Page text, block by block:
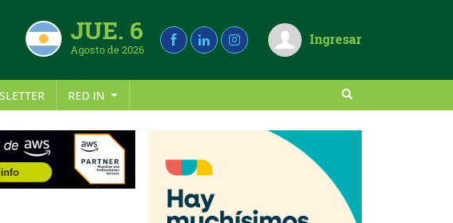
JUE. 6
Agosto de 2026
Ingresar
RED IN